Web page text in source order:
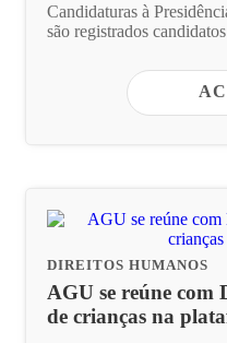
Candidaturas à
são registrados
DIREITOS HUMANOS
AGU se reúne com
de crianças na